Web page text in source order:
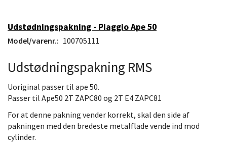
Udstødningspakning - Piaggio Ape 50
Model/varenr.: 100705111
Udstødningspakning RMS
Uoriginal passer til ape 50.
Passer til Ape50 2T ZAPC80 og 2T E4 ZAPC81
For at denne pakning vender korrekt, skal den side af
pakningen med den bredeste metalflade vende ind mod
cylinder.